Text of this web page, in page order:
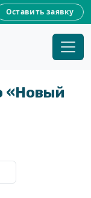
Оставить заявку
«Новый